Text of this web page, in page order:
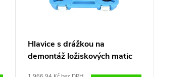
Hlavice s drážkou na
demontáž ložiskových matic